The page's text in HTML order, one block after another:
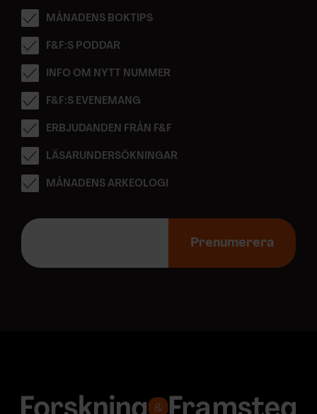
MÅNADENS BOKTIPS
F&F:S PODDAR
INFO OM NYTT NUMMER
F&F:S EVENEMANG
ERBJUDANDEN FRÅN F&F
LÄSARUNDERSÖKNINGAR
MÅNADENS ARKEOLOGI
E
p
s
Prenumerera